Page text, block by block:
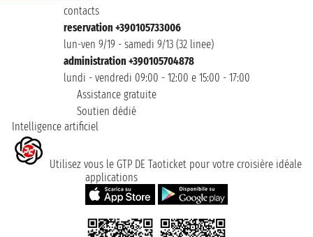
contacts
reservation +390105733006
lun-ven 9/19 - samedi 9/13 (32 linee)
administration +390105704878
lundi - vendredi 09:00 - 12:00 e 15:00 - 17:00
Assistance gratuite
Soutien dédié
Intelligence artificiel
Utilisez vous le GTP DE Taoticket pour votre croisière idéale
applications